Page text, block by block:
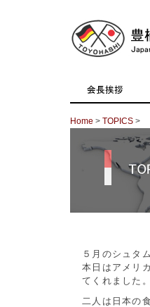
Home > TOPICS >
５月のシュタ
本日はアメリ
てくれました。
二人は日本の